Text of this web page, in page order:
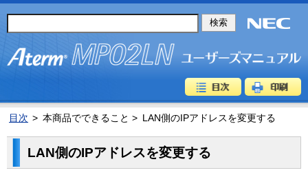
目次 > 本商品でできること > LAN側のIPアドレスを変更する
LAN側のIPアドレスを変更する